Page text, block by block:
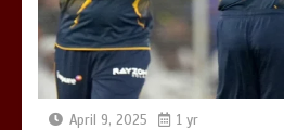
April 9, 2025 1 yr